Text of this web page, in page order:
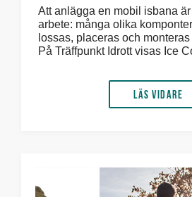
Att anlägga en mobil isbana
arbete: många olika
lossas, placeras och
På Träffpunkt Idrott visas Ice
Läs vidare